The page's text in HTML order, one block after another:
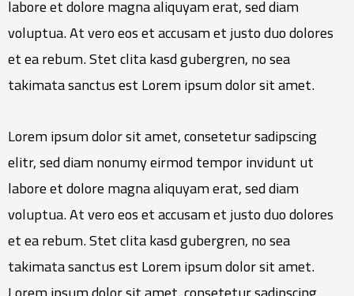
labore et dolore magna aliquyam erat, sed diam
voluptua. At vero eos et accusam et justo duo dolores
et ea rebum. Stet clita kasd gubergren, no sea
takimata sanctus est Lorem ipsum dolor sit amet.
Lorem ipsum dolor sit amet, consetetur sadipscing
elitr, sed diam nonumy eirmod tempor invidunt ut
labore et dolore magna aliquyam erat, sed diam
voluptua. At vero eos et accusam et justo duo dolores
et ea rebum. Stet clita kasd gubergren, no sea
takimata sanctus est Lorem ipsum dolor sit amet.